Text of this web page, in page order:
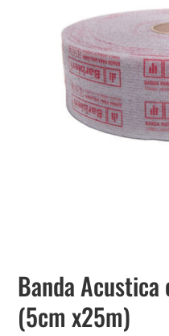
Banda
(5cm x25m)